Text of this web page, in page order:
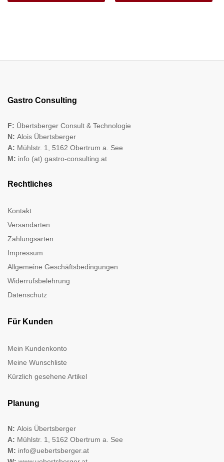
Gastro Consulting
F: Übertsberger Consult & Technologie
N: Alois Übertsberger
A: Mühlstr. 1, 5162 Obertrum a. See
M: info (at) gastro-consulting.at
Rechtliches
Kontakt
Versandarten
Zahlungsarten
Impressum
Allgemeine Geschäftsbedingungen
Widerrufsbelehrung
Datenschutz
Für Kunden
Mein Kundenkonto
Meine Wunschliste
Kürzlich gesehene Artikel
Planung
N: Alois Übertsberger
A: Mühlstr. 1, 5162 Obertrum a. See
M: info@uebertsberger.at